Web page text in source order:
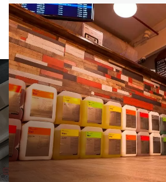
DODGE Challanger,
Charger;
FORD C-max,
Mondeo;
HONDA Accord;
HYUNDAI Genesis,
I40, NF, Sonata;
INFINITI Q50 (G),
Q60 (G), Q70 (M);
CR-
IX35;
KIA